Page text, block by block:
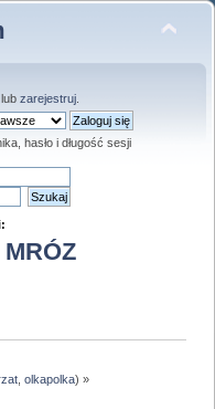
zarejestruj.
hasło i długość sesji
,olkapolka) »